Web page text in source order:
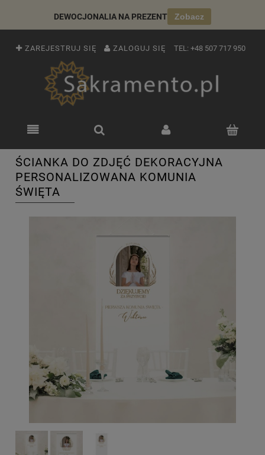
DEWOCJONALIA NA PREZENT Zobacz
ZAREJESTRUJ SIĘ ZALOGUJ SIĘ TEL: +48 507 717 950
ŚCIANKA DO ZDJĘĆ DEKORACYJNA
PERSONALIZOWANA KOMUNIA
ŚWIĘTA